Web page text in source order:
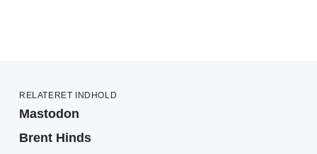
RELATERET INDHOLD
Mastodon
Brent Hinds